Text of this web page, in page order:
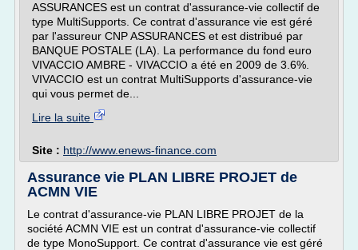
ASSURANCES est un contrat d'assurance-vie collectif de
type MultiSupports. Ce contrat d'assurance vie est géré
par l'assureur CNP ASSURANCES et est distribué par
BANQUE POSTALE (LA). La performance du fond euro
VIVACCIO AMBRE - VIVACCIO a été en 2009 de 3.6%.
VIVACCIO est un contrat MultiSupports d'assurance-vie
qui vous permet de...
Lire la suite
Site : http://www.enews-finance.com
Assurance vie PLAN LIBRE PROJET de
ACMN VIE
Le contrat d'assurance-vie PLAN LIBRE PROJET de la
société ACMN VIE est un contrat d'assurance-vie collectif
de type MonoSupport. Ce contrat d'assurance vie est géré